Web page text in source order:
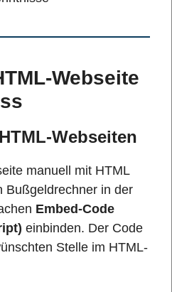
Webseite
Webseiten
manuell mit HTML
Bußgeldrechner in der
Embed-Code
einbinden. Der Code
Stelle im HTML-